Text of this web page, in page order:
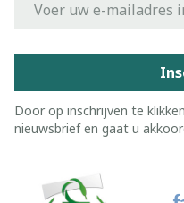
Door op inschrijven te
nieuwsbrief en gaat u